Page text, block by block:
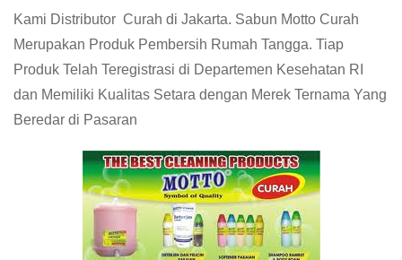
Kami Distributor Curah di Jakarta. Sabun Motto Curah
Merupakan Produk Pembersih Rumah Tangga. Tiap
Produk Telah Teregistrasi di Departemen Kesehatan RI
dan Memiliki Kualitas Setara dengan Merek Ternama Yang
Beredar di Pasaran